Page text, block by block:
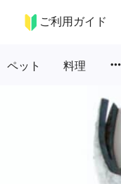
ご利用ガイド
ペット 料理 more_horiz